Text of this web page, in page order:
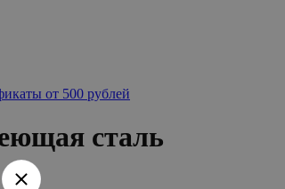
от 500 рублей
сталь